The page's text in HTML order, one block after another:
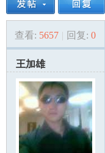
美» ›
查看: 5657 | 回复: 0
王加雄